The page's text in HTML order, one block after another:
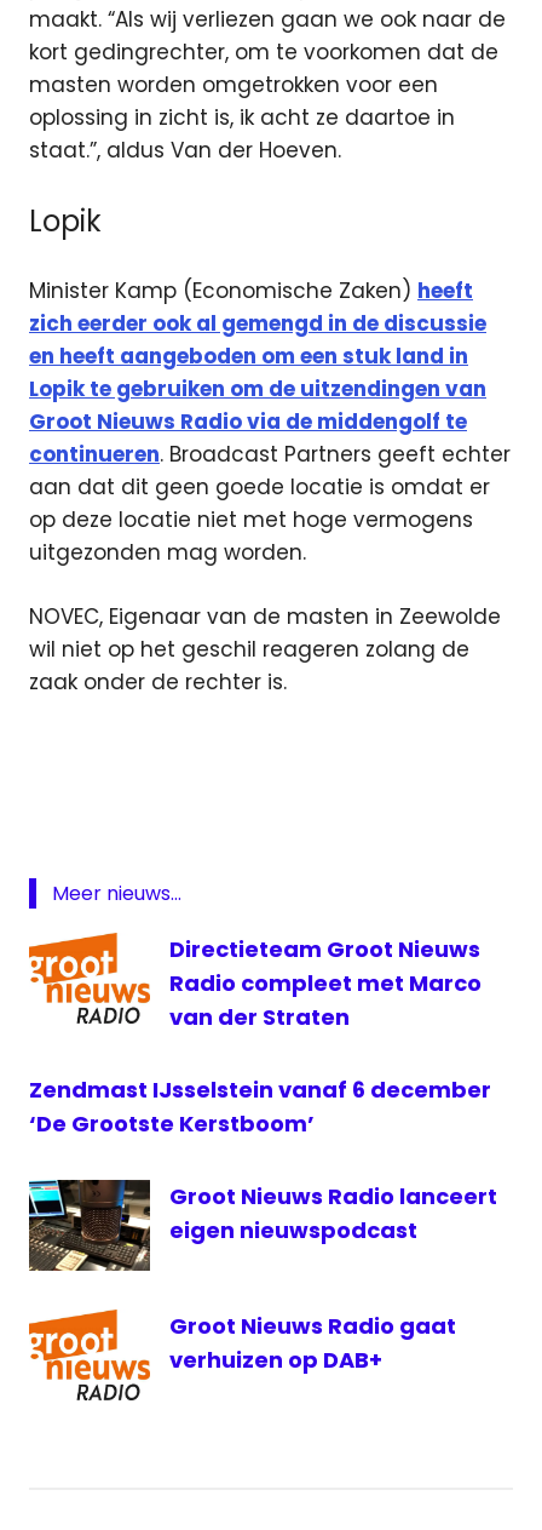
maakt. “Als wij verliezen gaan we ook naar de
kort gedingrechter, om te voorkomen dat de
masten worden omgetrokken voor een
oplossing in zicht is, ik acht ze daartoe in
staat.”, aldus Van der Hoeven.
Lopik
Minister Kamp (Economische Zaken) heeft
zich eerder ook al gemengd in de discussie
en heeft aangeboden om een stuk land in
Lopik te gebruiken om de uitzendingen van
Groot Nieuws Radio via de middengolf te
continueren. Broadcast Partners geeft echter
aan dat dit geen goede locatie is omdat er
op deze locatie niet met hoge vermogens
uitgezonden mag worden.
NOVEC, Eigenaar van de masten in Zeewolde
wil niet op het geschil reageren zolang de
zaak onder de rechter is.
Middengolf
NOVEC
windmolens
Zeewolde
Meer nieuws...
Directieteam Groot Nieuws
Radio compleet met Marco
van der Straten
Zendmast IJsselstein vanaf 6 december
‘De Grootste Kerstboom’
Groot Nieuws Radio lanceert
eigen nieuwspodcast
Groot Nieuws Radio gaat
verhuizen op DAB+